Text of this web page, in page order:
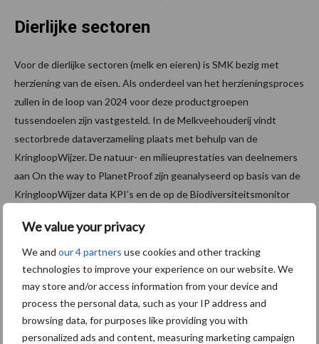
We value your privacy
We and our 4 partners use cookies and other tracking
technologies to improve your experience on our website. We
may store and/or access information from your device and
process the personal data, such as your IP address and
browsing data, for purposes like providing you with
personalized ads and content, measuring marketing campaign
Dierlijke sectoren
Voor de dierlijke sectoren (melk en eieren) is SMK bezig met
herziening van de eisen. Als onderdeel van het herzieningsproces
zullen in de loop van 2024 voor deze productgroepen
tussendoelen zijn vastgesteld. In de Melkveehouderij vindt
sectorbrede dataverzameling plaats met behulp van de
KringloopWijzer. De natuur- en milieuprestaties van deelnemers
aan On the way to PlanetProof zijn geanalyseerd op basis van de
KringloopWijzer data KPI’s en de op de Biodiversiteitsmonitor
landschap en kruidenrijk grasland.
De resultaten qua dierenwelzijn zijn bepaald met behulp van
diergezondheid, waaronder levensduur. Voor On the way to
PlanetProof eieren vindt eigen dataverzameling plaats onder
keurmerkhouders. De KPI’s hiervoor zullen in de loop van 2024